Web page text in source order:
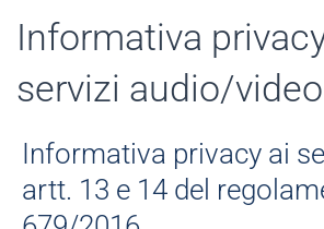
Informativa
servizi audio/video
Informativa privacy ai
artt. 13 e 14 del